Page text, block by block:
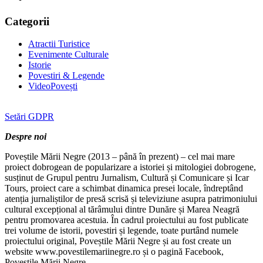
Categorii
Atractii Turistice
Evenimente Culturale
Istorie
Povestiri & Legende
VideoPovești
Setări GDPR
Despre noi
Poveștile Mării Negre (2013 – până în prezent) – cel mai mare
proiect dobrogean de popularizare a istoriei și mitologiei dobrogene,
susținut de Grupul pentru Jurnalism, Cultură și Comunicare și Icar
Tours, proiect care a schimbat dinamica presei locale, îndreptând
atenția jurnaliștilor de presă scrisă și televiziune asupra patrimoniului
cultural excepțional al tărâmului dintre Dunăre și Marea Neagră
pentru promovarea acestuia. În cadrul proiectului au fost publicate
trei volume de istorii, povestiri și legende, toate purtând numele
proiectului original, Poveștile Mării Negre și au fost create un
website www.povestilemariinegre.ro și o pagină Facebook,